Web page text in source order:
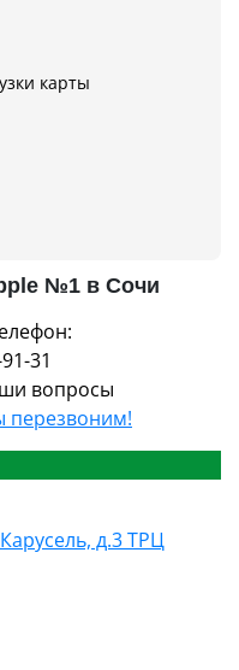
карты
№1 в Сочи
31
вопросы
перезвоним!
д.3 ТРЦ